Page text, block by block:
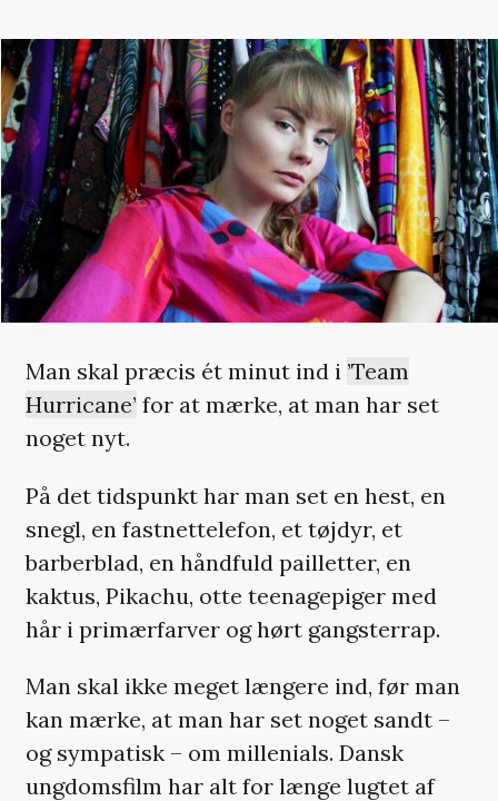
Man skal præcis ét minut ind i ’Team
Hurricane’ for at mærke, at man har set
noget nyt.
På det tidspunkt har man set en hest, en
snegl, en fastnettelefon, et tøjdyr, et
barberblad, en håndfuld pailletter, en
kaktus, Pikachu, otte teenagepiger med
hår i primærfarver og hørt gangsterrap.
Man skal ikke meget længere ind, før man
kan mærke, at man har set noget sandt –
og sympatisk – om millenials. Dansk
ungdomsfilm har alt for længe lugtet af